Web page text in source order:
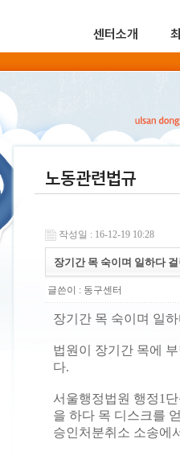
센터소개
노동관련법규
작성일 : 16-12-19 10:28
장기간 목 숙이며 일하다
글쓴이 : 동구센터
장기간 목 숙이며 일
법원이 장기간 목에
다.
서울행정법원 행정1
을 하다 목 디스크를
승인처분취소 소송에